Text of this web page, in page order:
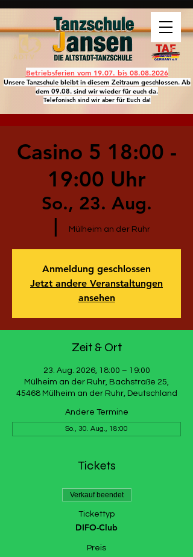
Betriebsferien vom 19.07. bis 08.08.2026
Unsere Tanzschule bleibt in diesem Zeitraum geschlossen. Ab
dem 09.08. sind wir wieder für euch da.
Telefonisch sind wir aber für Euch da!
Casino 5 18:00 -
19:00 Uhr
So., 23. Aug.
Mülheim an der Ruhr
Anmeldung geschlossen
Jetzt andere Veranstaltungen
ansehen
Zeit & Ort
23. Aug. 2026, 18:00 – 19:00
Mülheim an der Ruhr, Bachstraße 25,
45468 Mülheim an der Ruhr, Deutschland
Andere Termine
So., 30. Aug., 18:00
Tickets
Verkauf beendet
Tickettyp
DIFO-Club
Preis